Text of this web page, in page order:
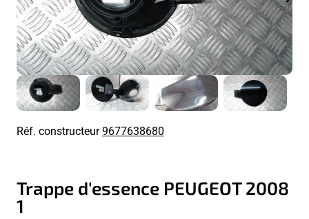
Réf. constructeur9677638680
Trappe d'essence PEUGEOT 2008
1